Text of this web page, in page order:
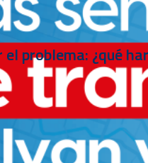
problema: ¿qué